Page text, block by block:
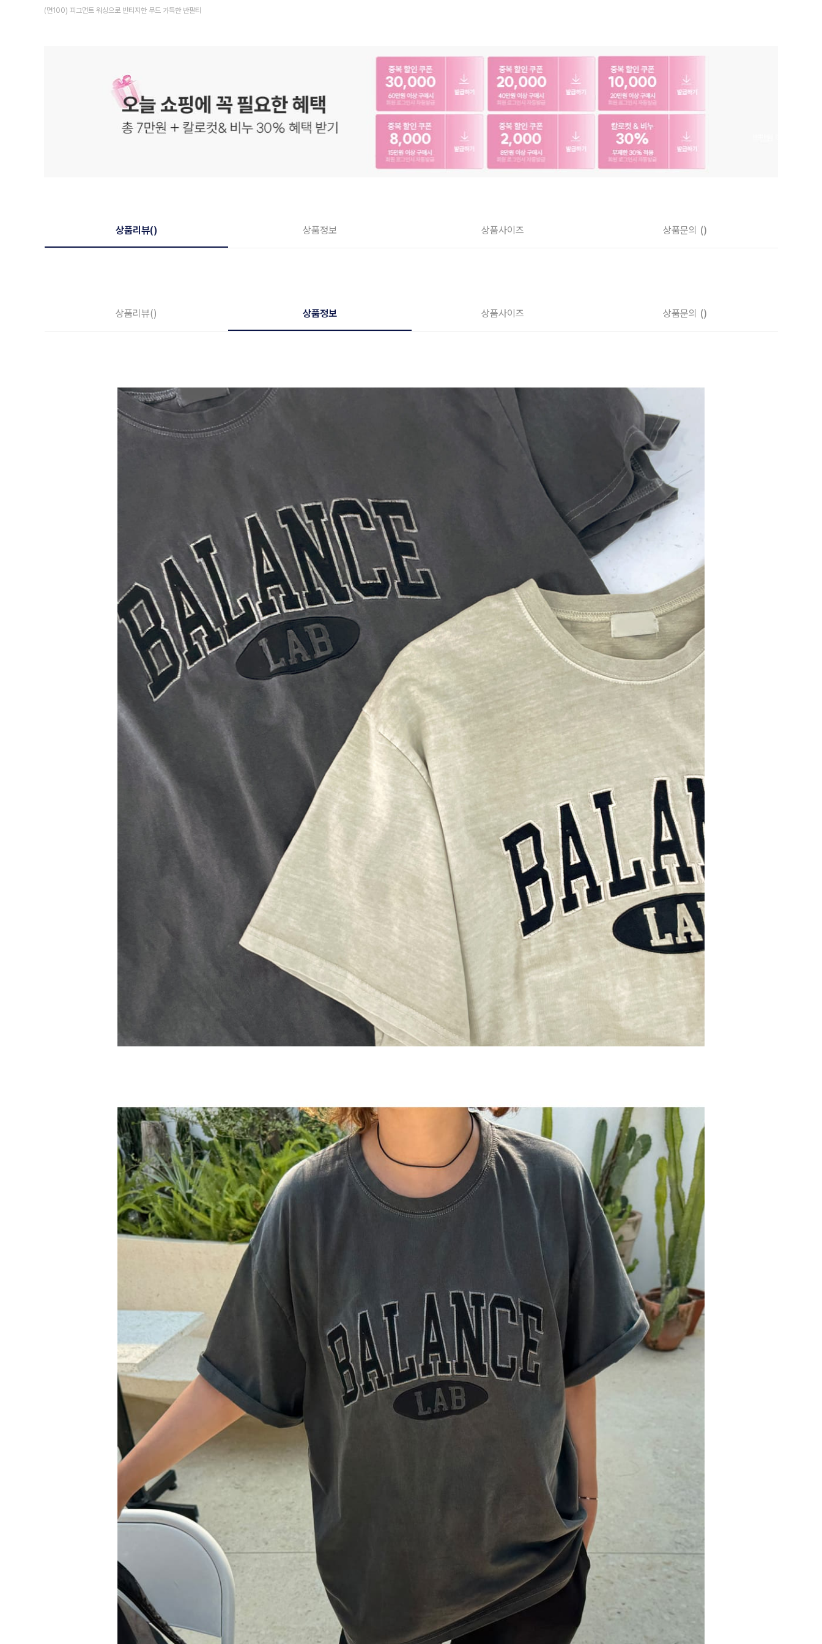
(면100) 피그먼트 워싱으로 빈티지한 무드 가득한 반팔티
상품리뷰() 상품정보 상품사이즈 상품문의 ()
상품리뷰() 상품정보 상품사이즈 상품문의 ()